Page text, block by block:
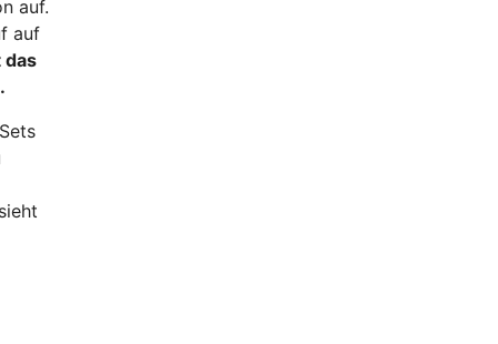
auf.
auf
das